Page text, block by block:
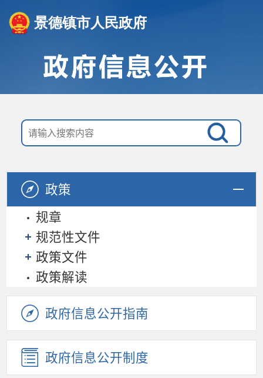
景德镇市人民政府
政策
规章
规范性文件
政策文件
政策解读
政府信息公开指南
政府信息公开制度